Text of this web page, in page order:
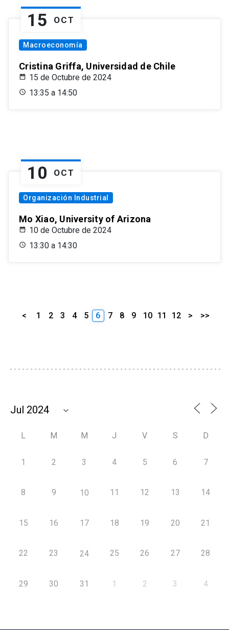
15 OCT
Macroeconomía
Cristina Griffa, Universidad de Chile
15 de Octubre de 2024
13:35 a 14:50
10 OCT
Organización Industrial
Mo Xiao, University of Arizona
10 de Octubre de 2024
13:30 a 14:30
< 1 2 3 4 5 6 7 8 9 10 11 12 > >>
L M M J V S D
1 2 3 4 5 6 7
8 9 10 11 12 13 14
15 16 17 18 19 20 21
22 23 24 25 26 27 28
29 30 31 1 2 3 4